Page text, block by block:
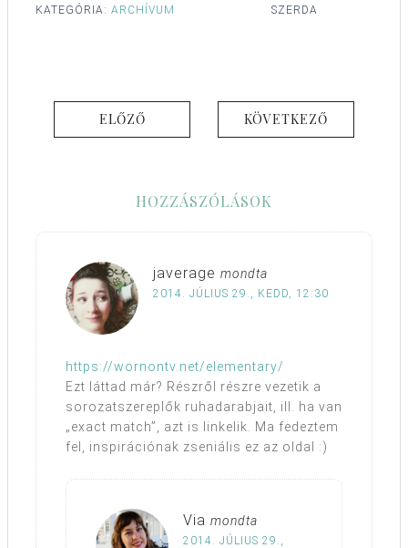
SZERDA
KATEGÓRIA: ARCHÍVUM
ELŐZŐ KÖVETKEZŐ
HOZZÁSZÓLÁSOK
javerage mondta
2014. JÚLIUS 29., KEDD, 12:30
https://wornontv.net/elementary/
Ezt láttad már? Részről részre vezetik a
sorozatszereplők ruhadarabjait, ill. ha van
„exact match”, azt is linkelik. Ma fedeztem
fel, inspirációnak zseniális ez az oldal :)
Via mondta
2014. JÚLIUS 29.,